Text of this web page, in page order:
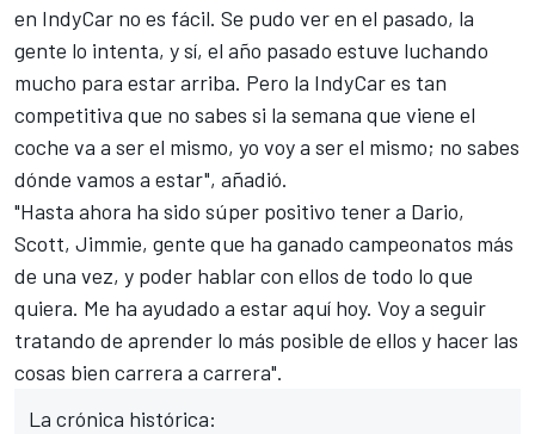
en IndyCar no es fácil. Se pudo ver en el pasado, la
gente lo intenta, y sí, el año pasado estuve luchando
mucho para estar arriba. Pero la IndyCar es tan
competitiva que no sabes si la semana que viene el
coche va a ser el mismo, yo voy a ser el mismo; no sabes
dónde vamos a estar", añadió.
"Hasta ahora ha sido súper positivo tener a Dario,
Scott, Jimmie, gente que ha ganado campeonatos más
de una vez, y poder hablar con ellos de todo lo que
quiera. Me ha ayudado a estar aquí hoy. Voy a seguir
tratando de aprender lo más posible de ellos y hacer las
cosas bien carrera a carrera".
La crónica histórica: